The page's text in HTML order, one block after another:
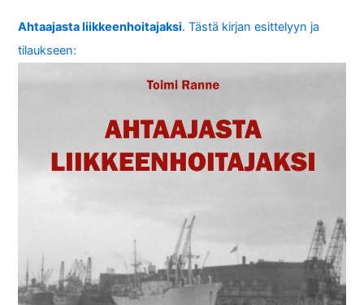
Ahtaajasta liikkeenhoitajaksi. Tästä kirjan esittelyyn ja
tilaukseen: